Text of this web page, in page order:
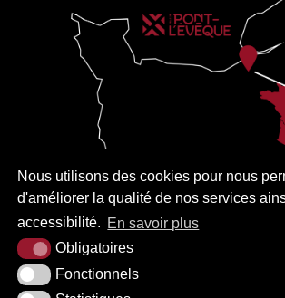
Nous utilisons des cookies pour nous
d'améliorer la qualité de nos services
accessibilité. En savoir plus
Obligatoires
Fonctionnels
PLAN DU SITE MENTIONS LÉGALES